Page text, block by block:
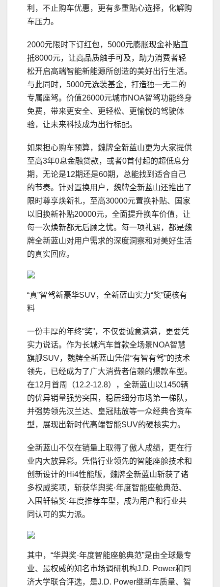
利，不止购车优惠，更有多重贴心选择，化解购
车压力。
2000元限时下订红包，5000元膨胀现金补贴直
抵8000元，让高品质触手可及，助力消费者轻
松开启高端智能新能源所创造的美好出行生活。
与此同时，5000元选装基金，打造独一无二的
专属座驾。价值26000元城市NOA智驾功能终身
免费，带来更安全、更轻松、更愉悦的驾驶体
验，让未来科技成为出行标配。
如果担心购车预算，魏牌全新蓝山更为大家提供
至高3年0息金融贷款，或者0首付起的超低息分
期，无论是12期还是60期，总能找到适合自己
的节奏。针对置换用户，魏牌全新蓝山还推出了
限时尊享焕新礼，至高30000元置换补贴、国家
以旧换新补贴20000元，全面提升换车价值，让
每一次焕新都无后顾之忧。每一项礼遇，都是魏
牌全新蓝山对用户需求的深度洞察和对美好生活
的真实回应。
“真”智驾新豪华SUV，全新蓝山实力“奖”硬核有
料
一份丰厚的年终“奖”，不仅要诚意满满，更要凭
实力说话。作为长城汽车首款全场景NOA智慧
旗舰SUV，魏牌全新蓝山凭借“有智有驾”的技术
领先，已经成为了广大消费者信赖的爆款车型。
在12月首周（12.2-12.8），全新蓝山以1450辆
的优异销量强势突围，稳居细分市场第一梯队，
并强势领先汉兰达、皇冠陆放等一众经典合资车
型，展现出新时代高端智能SUV的硬核实力。
全新蓝山不仅在销量上取得了傲人成绩，更在行
业内大放异彩。凭借行业领先的智能座舱技术和
创新设计的Hi4性能版，魏牌全新蓝山斩获了诸
多权威奖项，斩获华舆奖·年度智能座舱典范、
入围轩辕奖·年度推荐车型，成为用户和行业共
同认可的实力派。
其中，“华舆奖·年度智能座舱典范”是由全球最专
业、最权威的知名市场调研机构J.D. Power和同
济大学联合评选，是J.D. Power继新车质量、智